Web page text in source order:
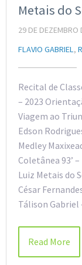
Metais do
29 DE DEZEMBRO
FLAVIO GABRIEL,
Recital de
– 2023
Viagem ao
Edson
⁠Medley
⁠Coletânea 93’
Luiz Metais do
César
Tálison
Read More